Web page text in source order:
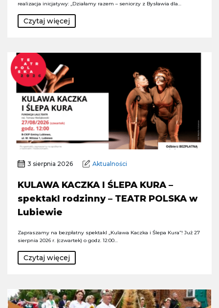
realizacja inicjatywy: „Działamy razem – seniorzy z Bysławia dla…
Czytaj więcej
3 sierpnia 2026 Aktualności
KULAWA KACZKA I ŚLEPA KURA –
spektakl rodzinny – TEATR POLSKA w
Lubiewie
Zapraszamy na bezpłatny spektakl „Kulawa Kaczka i Ślepa Kura”! Już 27
sierpnia 2026 r. (czwartek) o godz. 12:00…
Czytaj więcej